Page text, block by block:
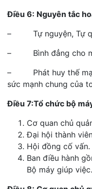
Điều 6: Nguyên tắc
– Tự nguyện, Tự
– Bình đẳng cho
– Phát huy thế
sức mạnh chung của
Điều 7:Tổ chức bộ
Cơ quan chủ
Đại hội thành
Hội đồng cố vấn.
Ban điều hành
Bộ máy giúp việc.